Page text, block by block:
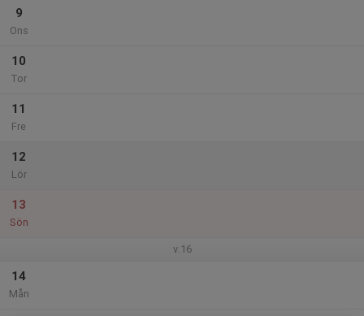
9
Ons
10
Tor
11
Fre
12
Lör
13
Sön
v.16
14
Mån